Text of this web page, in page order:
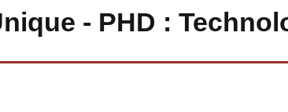
- PHD :